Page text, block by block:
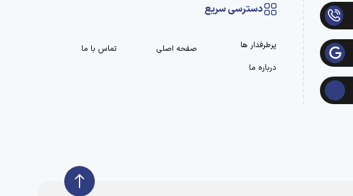
دسترسی سریع
پرطرفدار ها صفحه اصلی
تماس با ما
درباره ما